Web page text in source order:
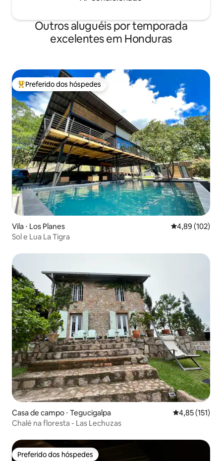
Outros aluguéis por temporada
excelentes em Honduras
Entre os melhores preferidos dos hóspedes
Preferido dos hóspedes
Vila ⋅ Los Planes 4,89 de uma
4,89 (102)
Sol e Lua La Tigra
Casa de campo ⋅ Tegucigalpa 4,85 de uma
4,85 (151)
Chalé na floresta - Las Lechuzas
Preferido dos hóspedes
Preferido dos hóspedes